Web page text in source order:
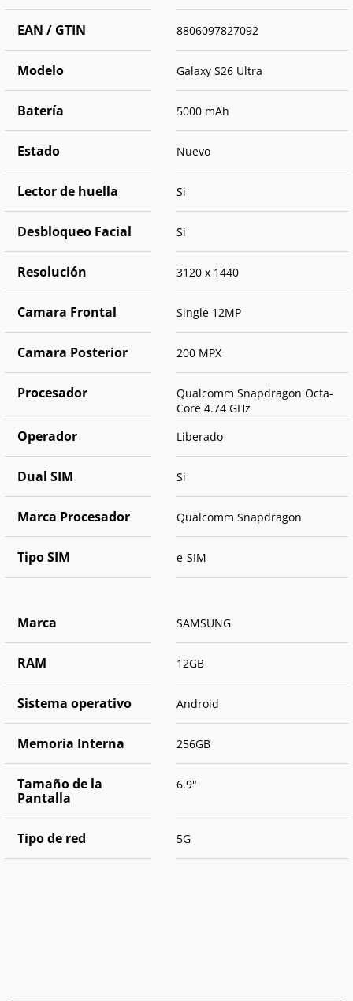
EAN / GTIN 8806097827092
Modelo Galaxy S26 Ultra
Batería 5000 mAh
Estado Nuevo
Lector de huella Si
Desbloqueo Facial Si
Resolución 3120 x 1440
Camara Frontal Single 12MP
Camara Posterior 200 MPX
Procesador
Qualcomm Snapdragon Octa-
Core 4.74 GHz
Operador Liberado
Dual SIM Si
Marca Procesador Qualcomm Snapdragon
Tipo SIM e-SIM
Marca SAMSUNG
RAM 12GB
Sistema operativo Android
Memoria Interna 256GB
Tamaño de la
Pantalla
6.9"
Tipo de red 5G